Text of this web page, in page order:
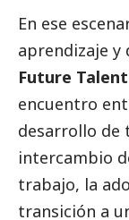
En ese
aprendizaje
Future
encuentro
desarrollo de
intercambio
trabajo, la
transición a